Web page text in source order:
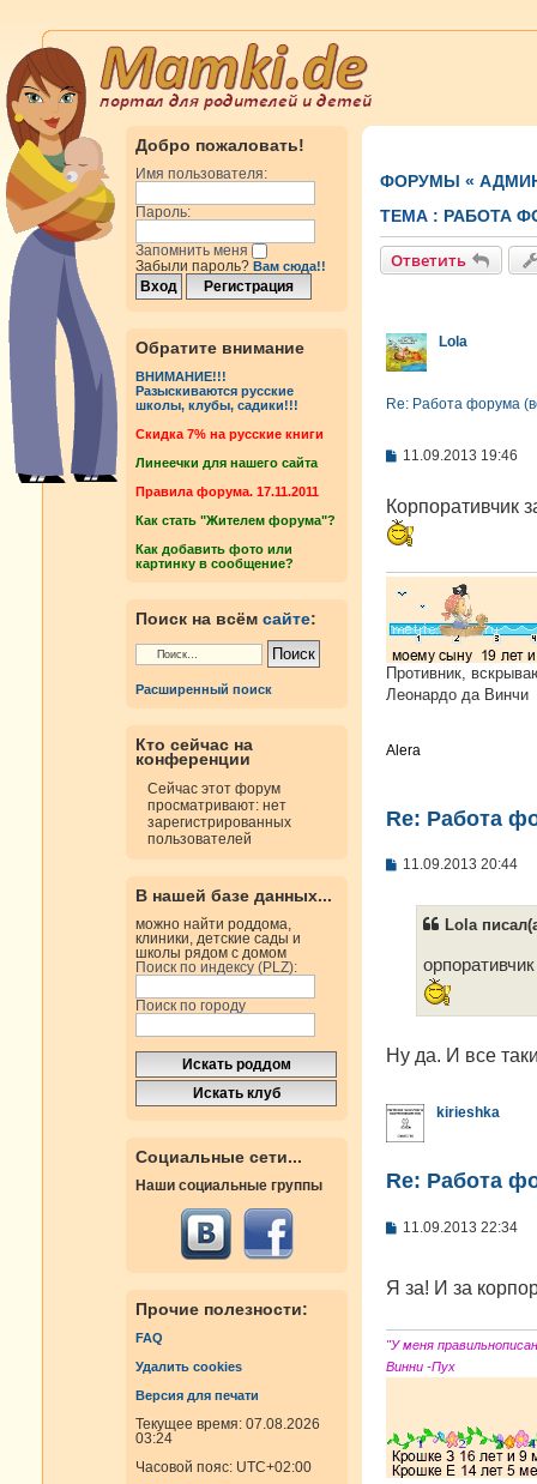
Добро пожаловать!
Имя пользователя:
Пароль:
Запомнить меня
Забыли пароль? Вам сюда!!
Обратите внимание
ВНИМАНИЕ!!!
Разыскиваются русские
школы, клубы, садики!!!
Cкидка 7% на русские книги
Линеечки для нашего сайта
Правила форума. 17.11.2011
Как стать "Жителем форума"?
Как добавить фото или
картинку в сообщение?
Поиск на всём сайте:
Расширенный поиск
Кто сейчас на
конференции
Сейчас этот форум
просматривают: нет
зарегистрированных
пользователей
В нашей базе данных...
можно найти роддома,
клиники, детские сады и
школы рядом с домом
Поиск по индексу (PLZ):
Поиск по городу
Социальные сети...
Наши социальные группы
Прочие полезности:
FAQ
Удалить cookies
Версия для печати
Текущее время: 07.08.2026
03:24
Часовой пояс: UTC+02:00
ФОРУМЫ «
ТЕМА : РАБОТА
Ответить
Lola
Re: Работа форума
С
б
щ
е
и
е
11.09.2013 19:46
Корпоративчик
Противник,
Леонардо да Винчи
Alera
Re: Работа
С11.09.2013 20:44
Lola
Ну да. И все
kirieshka
Re: Работа
С
щ
н
и
11.09.2013 22:34
Я за! И за
"У меня
Винни -Пух